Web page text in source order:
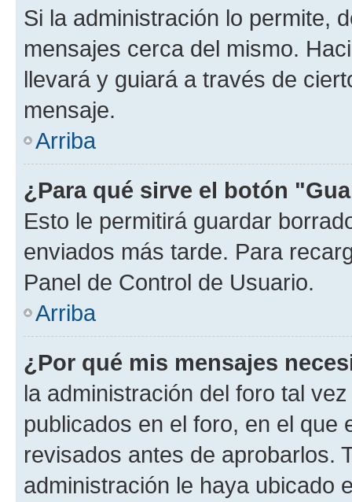
Si la administración lo permite,
mensajes cerca del mismo.
llevará y guiará a través de
mensaje.
Arriba
¿Para qué sirve el botón
Esto le permitirá guardar
enviados más tarde. Para
Panel de Control de Usuario.
Arriba
¿Por qué mis mensajes
la administración del foro tal
publicados en el foro, en el
revisados antes de aprobarlos.
administración le haya ubicado